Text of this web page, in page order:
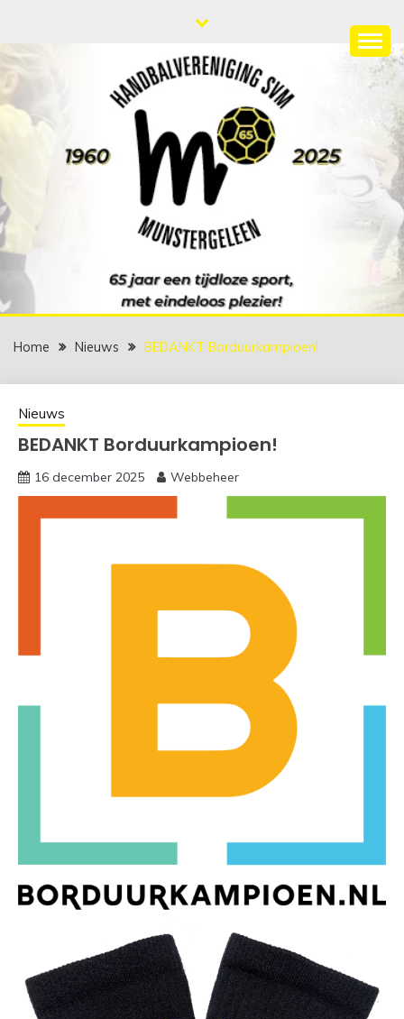
de
inhoud
SVM
65 jaar een tijdloze sport met eindeloos plezier!
Home Nieuws BEDANKT Borduurkampioen!
Nieuws
BEDANKT Borduurkampioen!
16 december 2025 Webbeheer